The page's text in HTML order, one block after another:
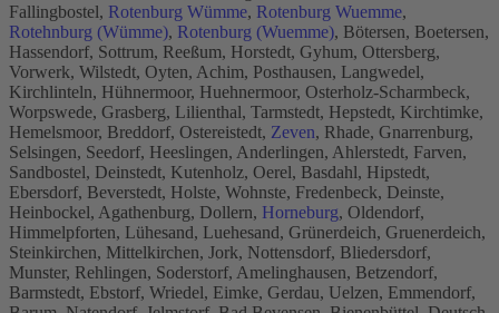
Fallingbostel, Rotenburg Wümme, Rotenburg Wuemme,
Rotehnburg (Wümme), Rotenburg (Wuemme), Bötersen, Boetersen,
Hassendorf, Sottrum, Reeßum, Horstedt, Gyhum, Ottersberg,
Vorwerk, Wilstedt, Oyten, Achim, Posthausen, Langwedel,
Kirchlinteln, Hühnermoor, Huehnermoor, Osterholz-Scharmbeck,
Worpswede, Grasberg, Lilienthal, Tarmstedt, Hepstedt, Kirchtimke,
Hemelsmoor, Breddorf, Ostereistedt, Zeven, Rhade, Gnarrenburg,
Selsingen, Seedorf, Heeslingen, Anderlingen, Ahlerstedt, Farven,
Sandbostel, Deinstedt, Kutenholz, Oerel, Basdahl, Hipstedt,
Ebersdorf, Beverstedt, Holste, Wohnste, Fredenbeck, Deinste,
Heinbockel, Agathenburg, Dollern, Horneburg, Oldendorf,
Himmelpforten, Lühesand, Luehesand, Grünerdeich, Gruenerdeich,
Steinkirchen, Mittelkirchen, Jork, Nottensdorf, Bliedersdorf,
Munster, Rehlingen, Soderstorf, Amelinghausen, Betzendorf,
Barmstedt, Ebstorf, Wriedel, Eimke, Gerdau, Uelzen, Emmendorf,